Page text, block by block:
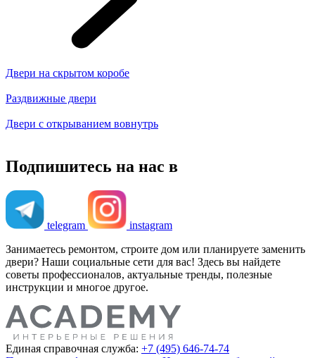
Двери на скрытом коробе
Раздвижные двери
Двери с открыванием вовнутрь
Подпишитесь на нас в
telegram
instagram
Занимаетесь ремонтом, строите дом или планируете заменить
двери? Наши социальные сети для вас! Здесь вы найдете
советы профессионалов, актуальные тренды, полезные
инструкции и многое другое.
Единая справочная служба: +7 (495) 646-74-74